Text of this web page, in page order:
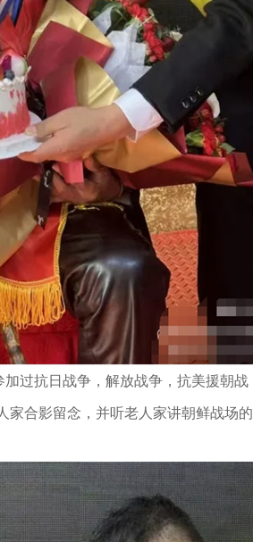
过抗日战争，解放战争，抗美援朝战
家合影留念，并听老人家讲朝鲜战场的